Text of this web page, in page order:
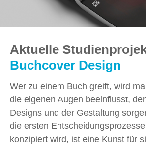
Aktuelle
Buchcover Design
Wer zu einem Buch greift, wird
die eigenen Augen beeinflusst,
Designs und der Gestaltung
die ersten
konzipiert wird, ist eine Kunst für